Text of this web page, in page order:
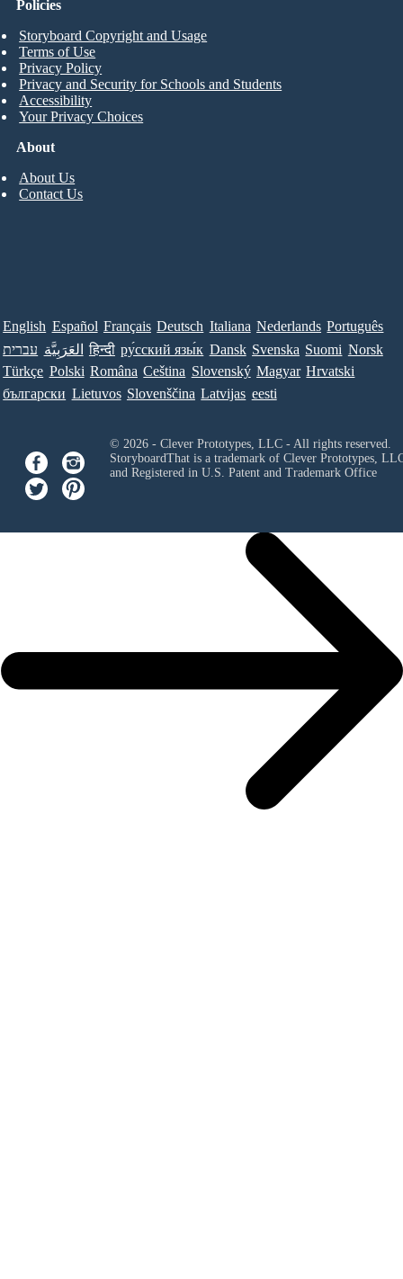
About
About Us
Contact Us
Policies
Storyboard Copyright and Usage
Terms of Use
Privacy Policy
Privacy and Security for Schools and Students
Accessibility
Your Privacy Choices
English Español Français Deutsch Italiana Nederlands Português
עברית العَرَبِيَّة हिन्दी ру́сский язы́к Dansk Svenska Suomi Norsk
Türkçe Polski Româna Ceština Slovenský Magyar Hrvatski
български Lietuvos Slovenščina Latvijas eesti
© 2026 - Clever Prototypes, LLC - All rights reserved.
StoryboardThat is a trademark of Clever Prototypes,
and Registered in U.S. Patent and Trademark Office